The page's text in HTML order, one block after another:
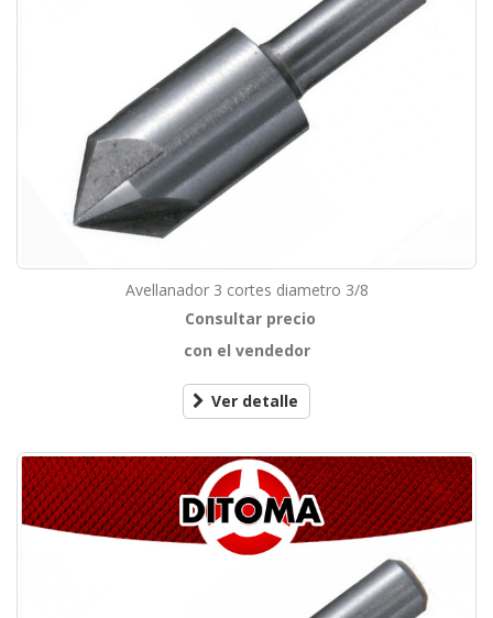
Avellanador 3 cortes diametro 3/8
Consultar precio
con el vendedor
Ver detalle